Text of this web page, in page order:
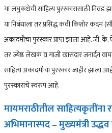
या लघुकथेची साहित्य पुरस्कारासाठी
या निबंधाला तर प्रसिद्ध कवी किशोर कदम
अकादमीचा पुरस्कार प्राप्त झाला आहे. जी. के.
तर ज्येष्ठ लेखक व माजी खासदार जनार्दन
साहित्य अकादमीचा पुरस्कार जाहीर झाला
पुरस्कारांचे स्वरुप आहे.
मायमराठीतील साहित्यकृतींना
अभिमानास्पद – मुख्यमंत्री